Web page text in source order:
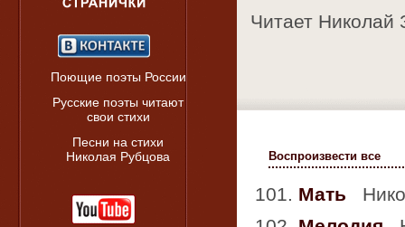
Поющие поэты России
Русские поэты читают
свои стихи
Песни на стихи
Николая Рубцова
Читает Николай
Воспроизвести все
101. Мать